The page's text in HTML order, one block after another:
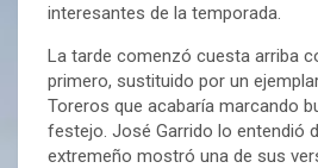
interesantes de la temporada.
La tarde comenzó cuesta arriba
primero, sustituido por un
Toreros que acabaría marcando
festejo. José Garrido lo entendió
extremeño mostró una de sus